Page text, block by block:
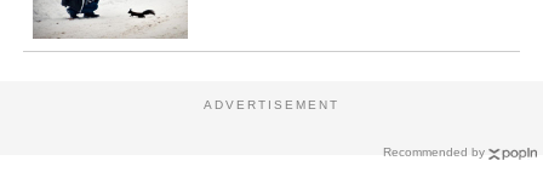
Recommended by
ADVERTISEMENT